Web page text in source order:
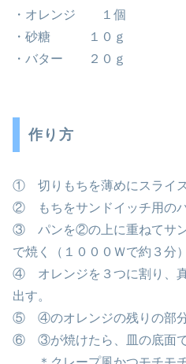
・オレンジ １個
・砂糖 １０ｇ
・バター ２０ｇ
作り方
① 切りもちを薄めにスライス
② もちをサンドイッチ用のパ
③ パンを②の上に重ねてサン
で焼く（１０００Ｗで約３分）
④ オレンジを３つに割り、
出す。
⑤ ④のオレンジの残りの部分
⑥ ③が焼けたら、皿の底面で